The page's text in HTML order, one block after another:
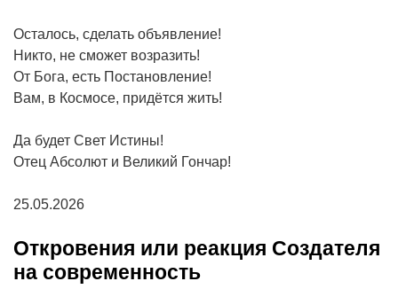
Осталось, сделать объявление!
Никто, не сможет возразить!
От Бога, есть Постановление!
Вам, в Космосе, придётся жить!
Да будет Свет Истины!
Отец Абсолют и Великий Гончар!
25.05.2026
Откровения или реакция Создателя
на современность